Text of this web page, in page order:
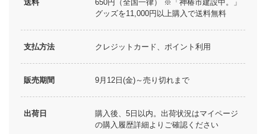
送料
650円（全国一律） ※「神椿市建設中。」
グッズを11,000円以上購入で送料無料
支払方法 クレジットカード、ポイント利用
販売期間 9月12日(金)～売り切れまで
出荷日
購入後、5日以内。出荷状況はマイページ
の購入履歴詳細よりご確認ください